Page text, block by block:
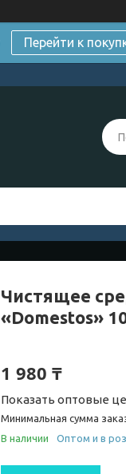
Перейти к
Чистящее
«Domestos»
1 980 ₸
Показать оптовые
Минимальная сумма
В наличии
Оптом и в